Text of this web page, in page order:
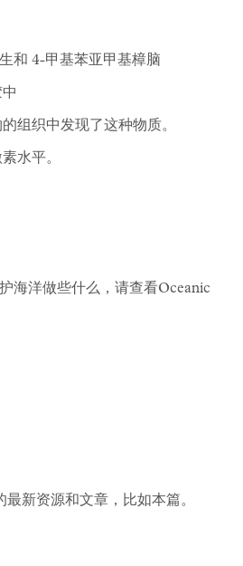
和 4-甲基苯亚甲基樟脑
组织中发现了这种物质。
水平。
海洋做些什么，请查看Oceanic
新资源和文章，比如本篇。